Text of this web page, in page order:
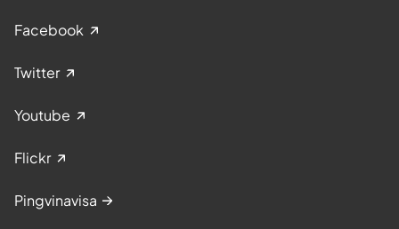
Facebook
Twitter
Youtube
Flickr
Pingvinavisa